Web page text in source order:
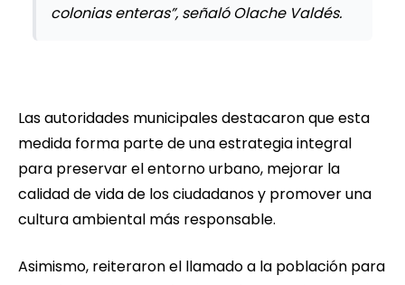
colonias enteras”, señaló Olache Valdés.
Las autoridades municipales destacaron que esta
medida forma parte de una estrategia integral
para preservar el entorno urbano, mejorar la
calidad de vida de los ciudadanos y promover una
cultura ambiental más responsable.
Asimismo, reiteraron el llamado a la población para